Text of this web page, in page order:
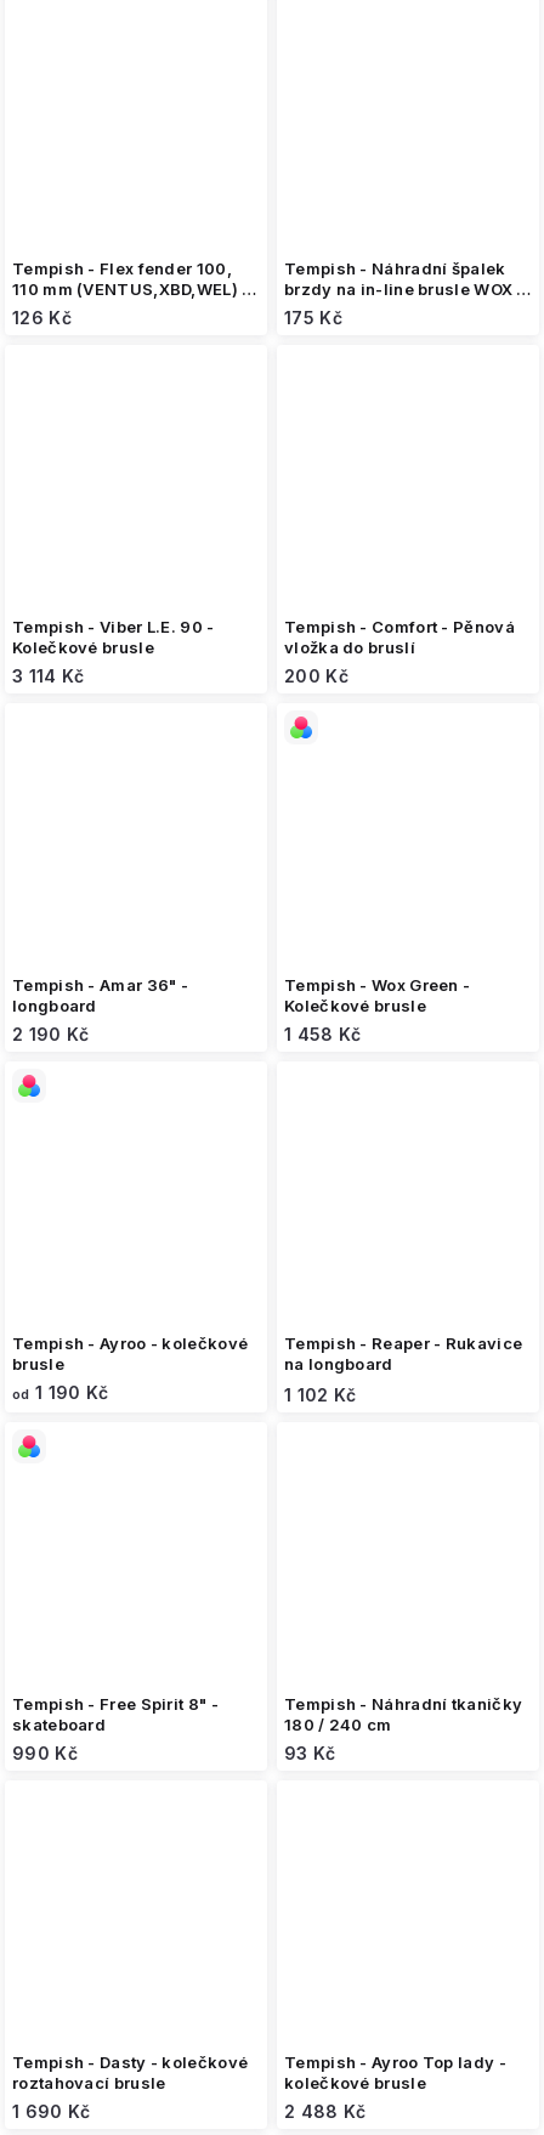
Tempish - Flex fender 100,
110 mm (VENTUS,XBD,WEL) -
Brzda
126 Kč
Tempish - Náhradní špalek
brzdy na in-line brusle WOX a
XT4
175 Kč
Tempish - Viber L.E. 90 -
Kolečkové brusle
3 114 Kč
Tempish - Comfort - Pěnová
vložka do bruslí
200 Kč
Tempish - Amar 36" -
longboard
2 190 Kč
Tempish - Wox Green -
Kolečkové brusle
1 458 Kč
Tempish - Ayroo - kolečkové
brusle
od 1 190 Kč
Tempish - Reaper - Rukavice
na longboard
1 102 Kč
Tempish - Free Spirit 8" -
skateboard
990 Kč
Tempish - Náhradní tkaničky
180 / 240 cm
93 Kč
Tempish - Dasty - kolečkové
roztahovací brusle
1 690 Kč
Tempish - Ayroo Top lady -
kolečkové brusle
2 488 Kč